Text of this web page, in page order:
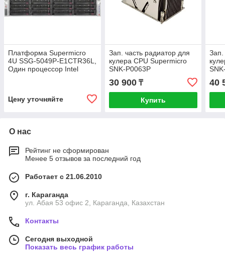
Платформа Supermicro
4U SSG-5049P-E1CTR36L,
Один процессор Intel
Цену уточняйте
Зап. часть радиатор для
кулера CPU Supermicro
SNK-P0063P
30 900₸
Купить
Зап.
40
О нас
Рейтинг не сформирован
Менее 5 отзывов за последний год
Работает с 21.06.2010
г. Караганда
ул. Абая 53 офис 2, Караганда, Казахстан
Контакты
Сегодня выходной
Показать весь график работы